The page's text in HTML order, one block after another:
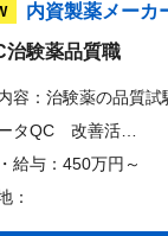
内資製薬メーカ
治験薬品質職
容：治験薬の品質試
タQC 改善活…
給与：450万円～
：